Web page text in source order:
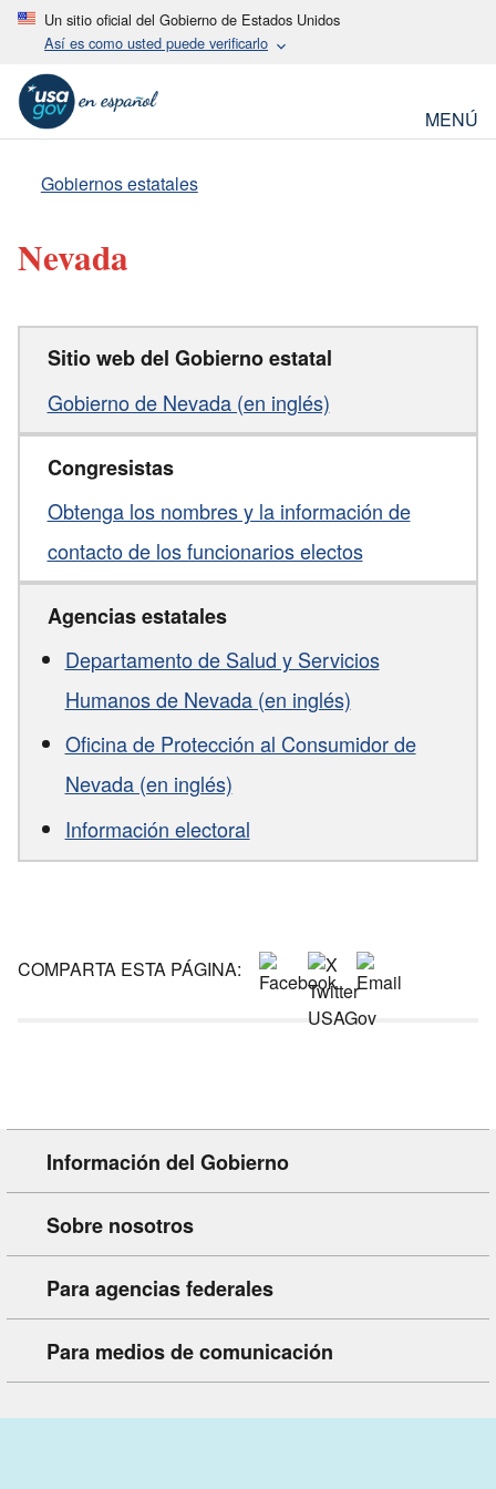
Un sitio oficial del Gobierno de Estados Unidos
Así es como usted puede verificarlo
MENÚ
Gobiernos estatales
Nevada
Sitio web del Gobierno estatal
Gobierno de Nevada (en inglés)
Congresistas
Obtenga los nombres y la información de
contacto de los funcionarios electos
Agencias estatales
Departamento de Salud y Servicios
Humanos de Nevada (en inglés)
Oficina de Protección al Consumidor de
Nevada (en inglés)
Información electoral
COMPARTA ESTA PÁGINA:
Información del Gobierno
Sobre nosotros
Para agencias federales
Para medios de comunicación